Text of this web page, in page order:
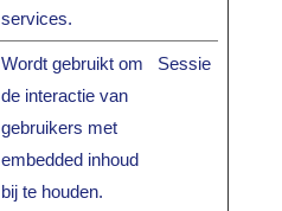
services.
Wordt gebruikt om
de interactie van
gebruikers met
embedded inhoud
bij te houden.
Sessie